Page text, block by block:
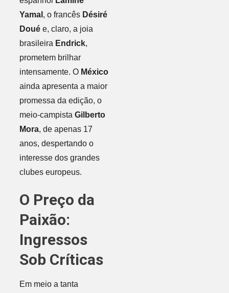
Yamal , o francês Désiré
Douée, claro, a joia
brasileira Endrick,
prometem brilhar
intensamente. O México
ainda apresenta a maior
promessa da edição, o
meio-campista Gilberto
Mora, de apenas 17
anos, despertando o
interesse dos grandes
clubes europeus.
O Preço da
Paixão:
Ingressos
Sob Críticas
Em meio a tanta